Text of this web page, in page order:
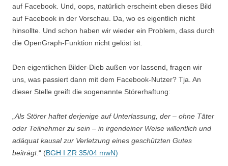
auf Facebook. Und, oops, natürlich erscheint eben dieses Bild
auf Facebook in der Vorschau. Da, wo es eigentlich nicht
hinsollte. Und schon haben wir wieder ein Problem, dass durch
die OpenGraph-Funktion nicht gelöst ist.
Den eigentlichen Bilder-Dieb außen vor lassend, fragen wir
uns, was passiert dann mit dem Facebook-Nutzer? Tja. An
dieser Stelle greift die sogenannte Störerhaftung:
Als Störer haftet derjenige auf Unterlassung, der – ohne Täter
oder Teilnehmer zu sein – in irgendeiner Weise willentlich und
adäquat kausal zur Verletzung eines geschützten Gutes
beiträgt.“ (BGH I ZR 35/04 mwN)